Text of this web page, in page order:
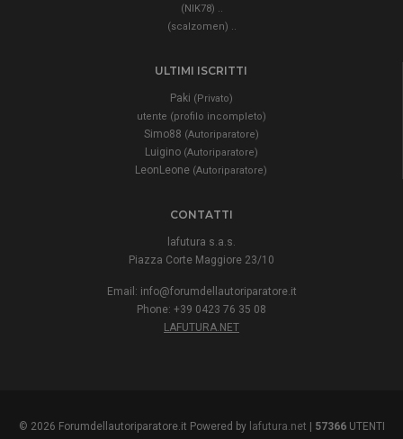
(NIK78)
(scalzomen)
ULTIMI ISCRITTI
Paki (Privato)
utente (profilo incompleto)
Simo88 (Autoriparatore)
Luigino (Autoriparatore)
LeonLeone (Autoriparatore)
CONTATTI
lafutura s.a.s.
Piazza Corte Maggiore 23/10
Email: info@forumdellautoriparatore.it
Phone: +39 0423 76 35 08
LAFUTURA.NET
© 2026 Forumdellautoriparatore.it Powered by lafutura.net | 57366UTENTI